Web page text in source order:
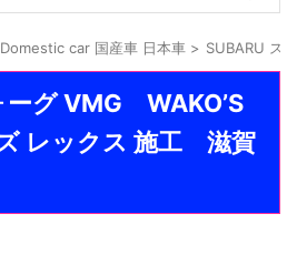
Domestic car 国産車 日本車 > SUBARU ス
ーグ VMG WAKO’S
レックス 施工 滋賀